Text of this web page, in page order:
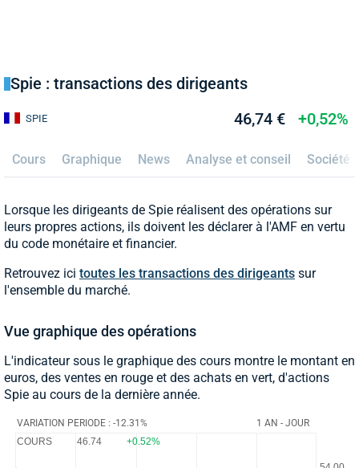
Spie : transactions des dirigeants
SPIE 46,74 € +0,52%
Cours Graphique News Analyse et conseil Société
Lorsque les dirigeants de Spie réalisent des opérations sur
leurs propres actions, ils doivent les déclarer à l'AMF en vertu
du code monétaire et financier.
Retrouvez ici toutes les transactions des dirigeants sur
l'ensemble du marché.
Vue graphique des opérations
L'indicateur sous le graphique des cours montre le montant en
euros, des ventes en rouge et des achats en vert, d'actions
Spie au cours de la dernière année.
VARIATION PERIODE : -12.31% 1 AN - JOUR
COURS 46.74 +0.52%